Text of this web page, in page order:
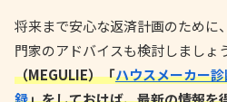
将来まで安心な返済計画のために
門家のアドバイスも検討しましょ
（MEGULIE）「ハウスメーカー